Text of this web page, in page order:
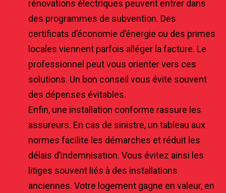
rénovations électriques peuvent entrer dans
des programmes de subvention. Des
certificats d’économie d’énergie ou des primes
locales viennent parfois alléger la facture. Le
professionnel peut vous orienter vers ces
solutions. Un bon conseil vous évite souvent
des dépenses évitables.
Enfin, une installation conforme rassure les
assureurs. En cas de sinistre, un tableau aux
normes facilite les démarches et réduit les
délais d’indemnisation. Vous évitez ainsi les
litiges souvent liés à des installations
anciennes. Votre logement gagne en valeur, en